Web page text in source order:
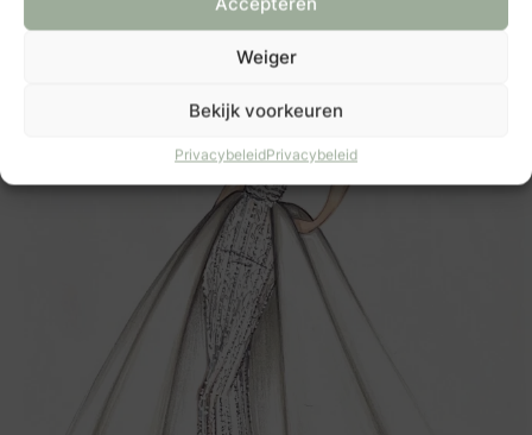
Weiger
Bekijk voorkeuren
PrivacybeleidPrivacybeleid